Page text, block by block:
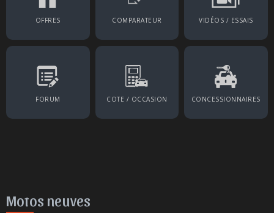
OFFRES COMPARATEUR VIDÉOS / ESSAIS
FORUM COTE / OCCASION CONCESSIONNAIRES
Motos neuves